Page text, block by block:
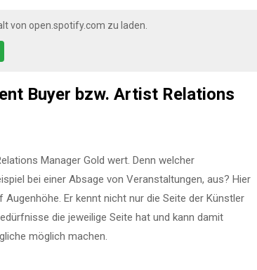
von open.spotify.com zu laden.
Buyer bzw. Artist Relations
Manager Gold wert. Denn welcher
bei einer Absage von Veranstaltungen, aus? Hier
Er kennt nicht nur die Seite der Künstler
die jeweilige Seite hat und kann damit
möglich machen.